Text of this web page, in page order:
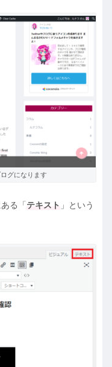
グになります
る「 テキスト 」という